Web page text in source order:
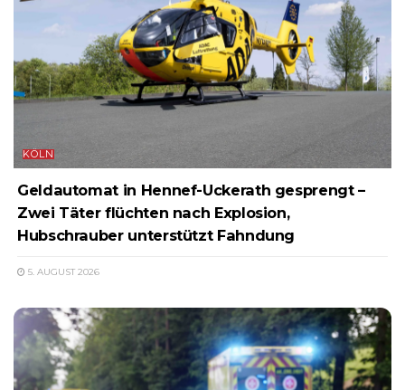
KÖLN
Geldautomat in Hennef-Uckerath gesprengt –
Zwei Täter flüchten nach Explosion,
Hubschrauber unterstützt Fahndung
5. AUGUST 2026